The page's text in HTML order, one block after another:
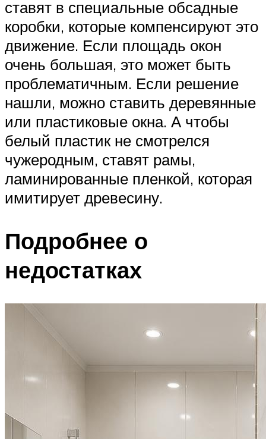
ставят в специальные обсадные
коробки, которые компенсируют это
движение. Если площадь окон
очень большая, это может быть
проблематичным. Если решение
нашли, можно ставить деревянные
или пластиковые окна. А чтобы
белый пластик не смотрелся
чужеродным, ставят рамы,
ламинированные пленкой, которая
имитирует древесину.
Подробнее о
недостатках